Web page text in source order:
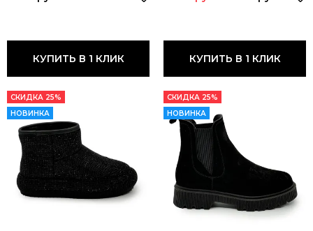
КУПИТЬ В 1 КЛИК КУПИТЬ В 1 КЛИК
СКИДКА 25%
НОВИНКА
СКИДКА 25%
НОВИНКА